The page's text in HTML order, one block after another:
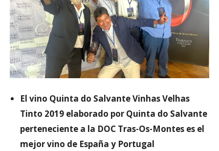
El vino Quinta do Salvante Vinhas Velhas
Tinto 2019 elaborado por Quinta do Salvante
perteneciente a la DOC Tras-Os-Montes es el
mejor vino de España y Portugal